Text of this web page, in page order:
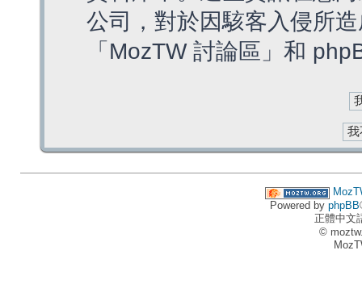
公司，對於因駭客入侵所
「MozTW 討論區」和
Powered by phpBB
正體中文
©